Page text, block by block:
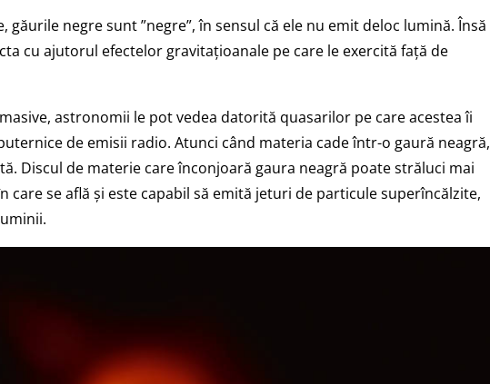
găurile negre sunt ”negre”, în sensul că ele nu emit deloc lumină. Însă
cu ajutorul efectelor gravitațioanale pe care le exercită față de
astronomii le pot vedea datorită quasarilor pe care acestea îi
de emisii radio. Atunci când materia cade într-o gaură neagră,
Discul de materie care înconjoară gaura neagră poate străluci mai
care se află și este capabil să emită jeturi de particule superîncălzite,